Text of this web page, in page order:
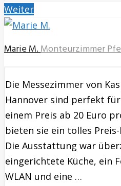
Weiter
Marie M.Monteurzimmer
Die Messezimmer von
Hannover sind perfekt
einem Preis ab 20 Euro
bieten sie ein tolles
Die Ausstattung war
eingerichtete Küche, ein
WLAN und eine …